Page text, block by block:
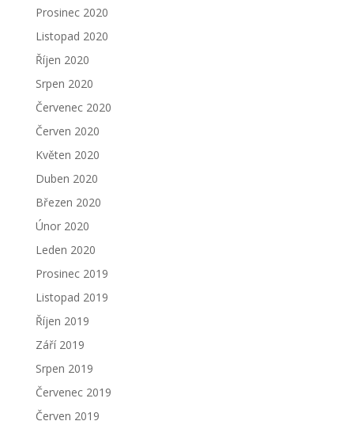
Prosinec 2020
Listopad 2020
Říjen 2020
Srpen 2020
Červenec 2020
Červen 2020
Květen 2020
Duben 2020
Březen 2020
Únor 2020
Leden 2020
Prosinec 2019
Listopad 2019
Říjen 2019
Září 2019
Srpen 2019
Červenec 2019
Červen 2019